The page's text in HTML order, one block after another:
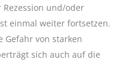
und/oder
einmal weiter fortsetzen.
von starken
sich auch auf die